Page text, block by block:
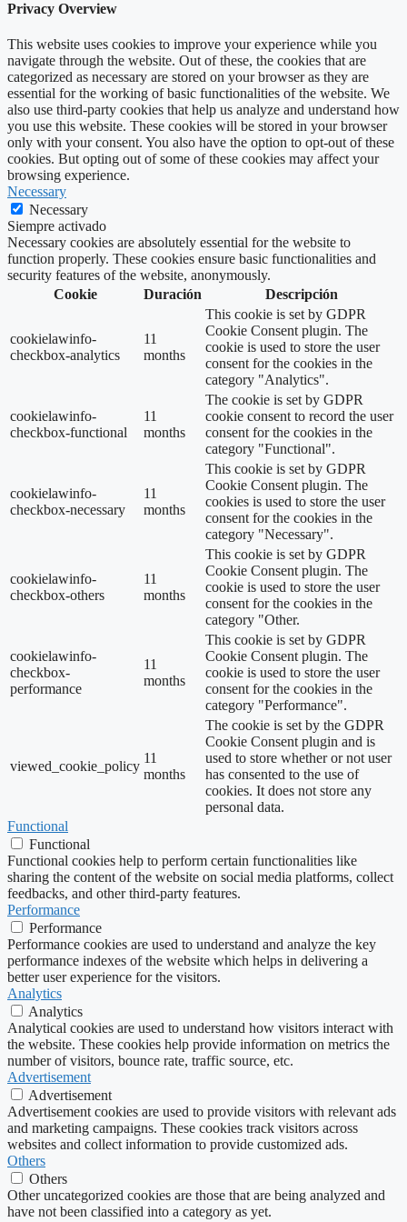
Privacy Overview
This website uses cookies to improve your experience while you
navigate through the website. Out of these, the cookies that are
categorized as necessary are stored on your browser as they are
essential for the working of basic functionalities of the website. We
also use third-party cookies that help us analyze and understand how
you use this website. These cookies will be stored in your browser
only with your consent. You also have the option to opt-out of these
cookies. But opting out of some of these cookies may affect your
browsing experience.
Necessary
Necessary
Siempre activado
Necessary cookies are absolutely essential for the website to
function properly. These cookies ensure basic functionalities and
security features of the website, anonymously.
Cookie
Duración Descripción
cookielawinfo-
checkbox-analytics
11
months
This cookie is set by GDPR
Cookie Consent plugin. The
cookie is used to store the user
consent for the cookies in the
category "Analytics".
cookielawinfo-
checkbox-functional
11
months
The cookie is set by GDPR
cookie consent to record the user
consent for the cookies in the
category "Functional".
cookielawinfo-
checkbox-necessary
11
months
This cookie is set by GDPR
Cookie Consent plugin. The
cookies is used to store the user
consent for the cookies in the
category "Necessary".
cookielawinfo-
checkbox-others
11
months
This cookie is set by GDPR
Cookie Consent plugin. The
cookie is used to store the user
consent for the cookies in the
category "Other.
cookielawinfo-
checkbox-
performance
11
months
This cookie is set by GDPR
Cookie Consent plugin. The
cookie is used to store the user
consent for the cookies in the
category "Performance".
viewed_cookie_policy
11
months
The cookie is set by the GDPR
Cookie Consent plugin and is
used to store whether or not user
has consented to the use of
cookies. It does not store any
personal data.
Functional
Functional
Functional cookies help to perform certain functionalities like
sharing the content of the website on social media platforms, collect
feedbacks, and other third-party features.
Performance
Performance
Performance cookies are used to understand and analyze the key
performance indexes of the website which helps in delivering a
better user experience for the visitors.
Analytics
Analytics
Analytical cookies are used to understand how visitors interact with
the website. These cookies help provide information on metrics the
number of visitors, bounce rate, traffic source, etc.
Advertisement
Advertisement
Advertisement cookies are used to provide visitors with relevant ads
and marketing campaigns. These cookies track visitors across
websites and collect information to provide customized ads.
Others
Others
Other uncategorized cookies are those that are being analyzed and
have not been classified into a category as yet.